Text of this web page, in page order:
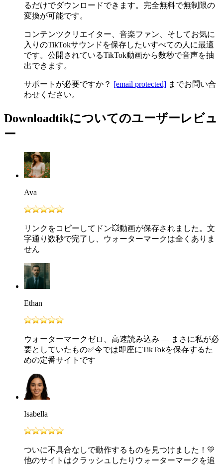
るだけでダウンロードできます。完全無料で無制限の
変換が可能です。
コンテンツクリエイター、音楽ファン、そしてお気に
入りのTikTokサウンドを保存したいすべての人に最適
です。公開されているTikTok動画から数秒で音声を抽
出できます。
サポートが必要ですか？ [email protected] までお問い合
わせください。
Downloadtikについてのユーザーレビュ
ー
Ava
リンクをコピーしてドン💥動画が保存されました。文
字通り数秒で完了し、ウォーターマークは全くありま
せん
Ethan
ウォーターマークゼロ、高速読み込み — まさに私が必
要としていたもの✅今では即座にTikTokを保存するた
めの定番サイトです
Isabella
ついに不具合なしで動作するものを見つけました！💛
他のサイトはクラッシュしたりウォーターマークを追